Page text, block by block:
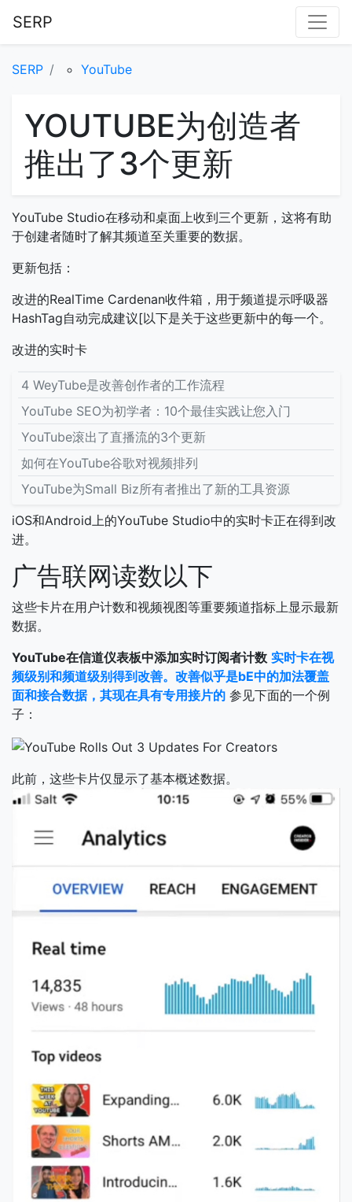
SERP
SERP YouTube
YOUTUBE为创造者
推出了3个更新
YouTube Studio在移动和桌面上收到三个更新，这将有助
于创建者随时了解其频道至关重要的数据。
更新包括：
改进的RealTime Cardenan收件箱，用于频道提示呼吸器
HashTag自动完成建议[以下是关于这些更新中的每一个。
改进的实时卡
4 WeyTube是改善创作者的工作流程
YouTube SEO为初学者：10个最佳实践让您入门
YouTube滚出了直播流的3个更新
如何在YouTube谷歌对视频排列
YouTube为Small Biz所有者推出了新的工具资源
iOS和Android上的YouTube Studio中的实时卡正在得到改
进。
广告联网读数以下
这些卡片在用户计数和视频视图等重要频道指标上显示最新
数据。
YouTube在信道仪表板中添加实时订阅者计数 实时卡在视
频级别和频道级别得到改善。改善似乎是bE中的加法覆盖
面和接合数据，其现在具有专用接片的 参见下面的一个例
子：
此前，这些卡片仅显示了基本概述数据。